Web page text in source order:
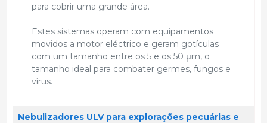
para cobrir uma grande área.
Estes sistemas operam com equipamentos
movidos a motor eléctrico e geram gotículas
com um tamanho entre os 5 e os 50 μm, o
tamanho ideal para combater germes, fungos e
vírus.
Nebulizadores ULV para explorações pecuárias e